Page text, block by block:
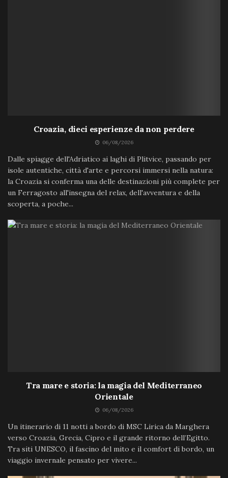
Croazia, dieci esperienze da non perdere
06/08/2026
Dalle spiagge dell'Adriatico ai laghi di Plitvice, passando per
isole autentiche, città d'arte e percorsi immersi nella natura:
la Croazia si conferma una delle destinazioni più complete per
un Ferragosto all'insegna del relax, dell'avventura e della
scoperta, a poche...
Tra mare e storia: la magia del Mediterraneo
Orientale
06/08/2026
Un itinerario di 11 notti a bordo di MSC Lirica da Marghera
verso Croazia, Grecia, Cipro e il grande ritorno dell’Egitto.
Tra siti UNESCO, il fascino del mito e il comfort di bordo, un
viaggio invernale pensato per vivere...